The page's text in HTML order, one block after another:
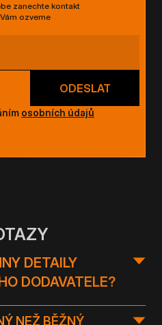
zanechte kontakt
ozveme
osobních údajů
DETAILY
DODAVATELE?
různých výrobců, často
NEŽ BĚŽNÝ